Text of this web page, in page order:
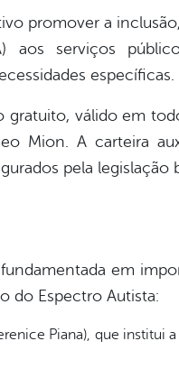
promover a
aos serviços
específicas.
gratuito, válido em
Mion. A carteira
pela legislação
em
do Espectro Autista:
Piana), que